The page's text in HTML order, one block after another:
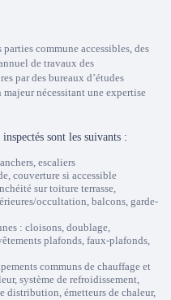
commune accessibles, des
de travaux des
par des bureaux d’études
nécessitant une expertise
sont les suivants :
escaliers
couverture si accessible
sur toiture terrasse,
occultation, balcons, garde-
: cloisons, doublage,
plafonds, faux-plafonds,
communs de chauffage et
système de refroidissement,
distribution, émetteurs de chaleur,